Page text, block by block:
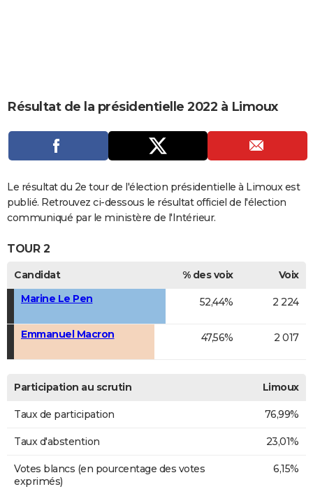
CARTE DE VOEUX
DICTIONNAIRE
Dictionnaire
Biographies
Expressions
Proverbes
PROGRAMME TV
COPAINS D'AVANT
Se connecter
Collèges
Universités
Entreprises
Service militaire
Avis de recherche
AVIS DE DÉCÈS
FORUM
Bricolage
Culture
Television
Voyage
Résultat de la présidentielle 2022 à Limoux
Le résultat du 2e tour de l'élection présidentielle à Limoux est
publié. Retrouvez ci-dessous le résultat officiel de l'élection
communiqué par le ministère de l'Intérieur.
TOUR 2
Candidat % des voix
Voix
Marine Le Pen
52,44% 2 224
Emmanuel Macron 47,56% 2 017
Participation au scrutin Limoux
Taux de participation 76,99%
Taux d'abstention 23,01%
Votes blancs (en pourcentage des votes
exprimés)
6,15%